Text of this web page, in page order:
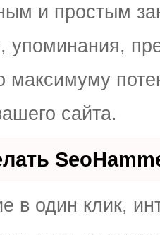
и простым
упоминания,
максимуму
сайта.
в один клик,